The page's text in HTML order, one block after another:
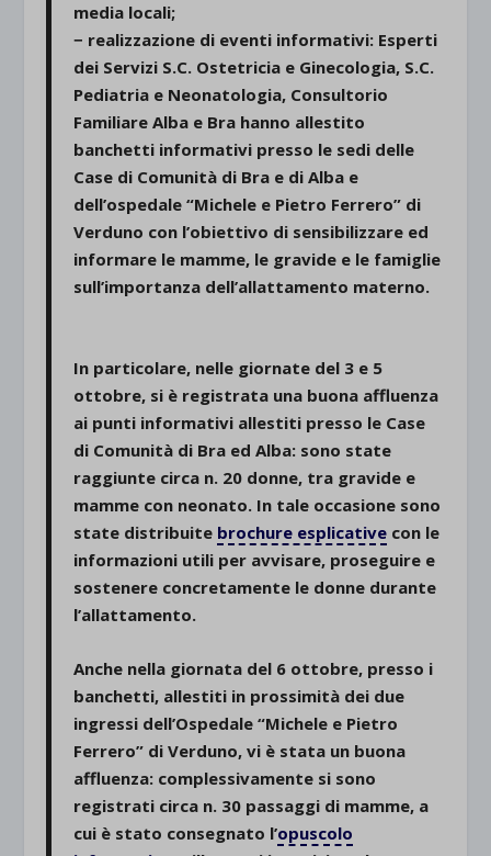
media locali;
− realizzazione di eventi informativi: Esperti
dei Servizi S.C. Ostetricia e Ginecologia, S.C.
Pediatria e Neonatologia, Consultorio
Familiare Alba e Bra hanno allestito
banchetti informativi presso le sedi delle
Case di Comunità di Bra e di Alba e
dell’ospedale “Michele e Pietro Ferrero” di
Verduno con l’obiettivo di sensibilizzare ed
informare le mamme, le gravide e le famiglie
sull’importanza dell’allattamento materno.
In particolare, nelle giornate del 3 e 5
ottobre, si è registrata una buona affluenza
ai punti informativi allestiti presso le Case
di Comunità di Bra ed Alba: sono state
raggiunte circa n. 20 donne, tra gravide e
mamme con neonato. In tale occasione sono
state distribuite brochure esplicative con le
informazioni utili per avvisare, proseguire e
sostenere concretamente le donne durante
l’allattamento.
Anche nella giornata del 6 ottobre, presso i
banchetti, allestiti in prossimità dei due
ingressi dell’Ospedale “Michele e Pietro
Ferrero” di Verduno, vi è stata un buona
affluenza: complessivamente si sono
registrati circa n. 30 passaggi di mamme, a
cui è stato consegnato l’opuscolo